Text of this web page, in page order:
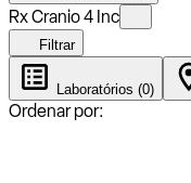
Rx Cranio 4 Inc
Filtrar
Laboratórios (0)
Ordenar por: